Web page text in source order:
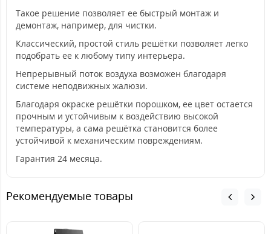
Такое решение позволяет ее быстрый монтаж и
демонтаж, например, для чистки.
Классический, простой стиль решётки позволяет легко
подобрать ее к любому типу интерьера.
Непрерывный поток воздуха возможен благодаря
системе неподвижных жалюзи.
Благодаря окраске решётки порошком, ее цвет остается
прочным и устойчивым к воздействию высокой
температуры, а сама решётка становится более
устойчивой к механическим повреждениям.
Гарантия 24 месяца.
Рекомендуемые товары